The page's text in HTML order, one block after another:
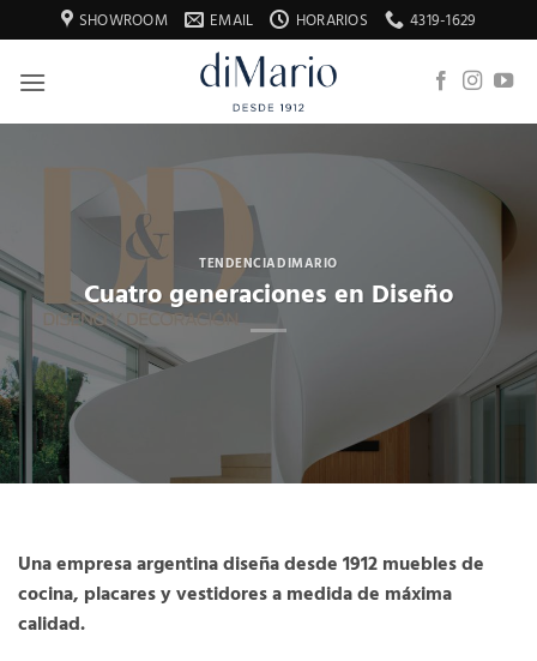
al
contenido
SHOWROOM EMAIL HORARIOS 4319-1629
TENDENCIADIMARIO
Cuatro generaciones en Diseño
Una empresa argentina diseña desde 1912 muebles de
cocina, placares y vestidores a medida de máxima
calidad.